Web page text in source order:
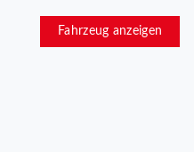
Fahrzeug anzeigen